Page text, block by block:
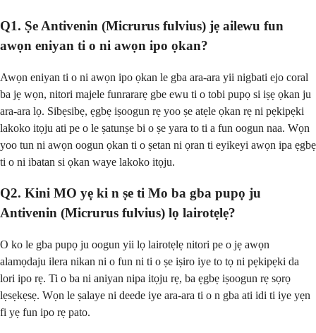
Q1. Ṣe Antivenin (Micrurus fulvius) jẹ ailewu fun
awọn eniyan ti o ni awọn ipo ọkan?
Awọn eniyan ti o ni awọn ipo ọkan le gba ara-ara yii nigbati ejo coral
ba jẹ wọn, nitori majele funrararẹ gbe ewu ti o tobi pupọ si iṣẹ ọkan ju
ara-ara lọ. Sibẹsibẹ, ẹgbẹ iṣoogun rẹ yoo ṣe atẹle ọkan rẹ ni pẹkipẹki
lakoko itọju ati pe o le ṣatunṣe bi o ṣe yara to ti a fun oogun naa. Wọn
yoo tun ni awọn oogun ọkan ti o ṣetan ni ọran ti eyikeyi awọn ipa ẹgbẹ
ti o ni ibatan si ọkan waye lakoko itọju.
Q2. Kini MO yẹ ki n ṣe ti Mo ba gba pupọ ju
Antivenin (Micrurus fulvius) lọ lairotẹlẹ?
O ko le gba pupọ ju oogun yii lọ lairotẹlẹ nitori pe o jẹ awọn
alamọdaju ilera nikan ni o fun ni ti o ṣe iṣiro iye to tọ ni pẹkipẹki da
lori ipo rẹ. Ti o ba ni aniyan nipa itọju rẹ, ba ẹgbẹ iṣoogun rẹ sọrọ
lẹsẹkẹsẹ. Wọn le ṣalaye ni deede iye ara-ara ti o n gba ati idi ti iye yẹn
fi yẹ fun ipo rẹ pato.